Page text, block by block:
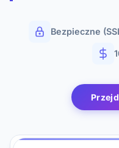
Bezpieczne